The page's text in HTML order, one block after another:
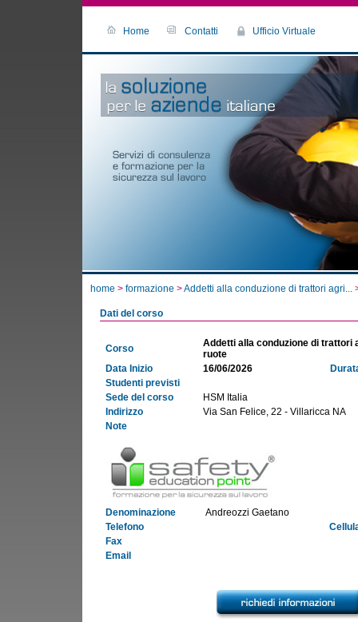
Home Contatti Ufficio Virtuale
home > formazione >Addetti alla conduzione di trattori agri...
Dati del corso
Corso
Addetti alla conduzione di trattori
ruote
Data Inizio
16/06/2026
Studenti previsti
Sede del corso
HSM Italia
Indirizzo
Via San Felice, 22 - Villaricca NA
Note
Denominazione
Andreozzi Gaetano
Telefono
Fax
Email